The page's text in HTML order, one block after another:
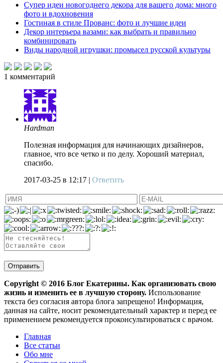
Супер идеи новогоднего декора для вашего дома: много
фото и вдохновения
Гостиная в стиле Прованс: фото и лучшие идеи
Декор интерьера вазами: как выбрать и правильно
комбинировать
Виды народной игрушки: промысел русской культуры
1 комментарий
Hardman
Полезная информация для начинающих дизайнеров,
главное, что все четко и по делу. Хороший материал,
спасибо.
2017-03-25 в 12:17 | Ответить
Copyright © 2016 Блог Екатерины. Как организовать свою
жизнь и изменить ее в лучшую сторону. Использование
текста без согласия автора блога запрещено! Информация,
данная на сайте, носит рекомендательный характер и перед ее
применением рекомендуется проконсультироваться с врачом.
Главная
Все статьи
Обо мне